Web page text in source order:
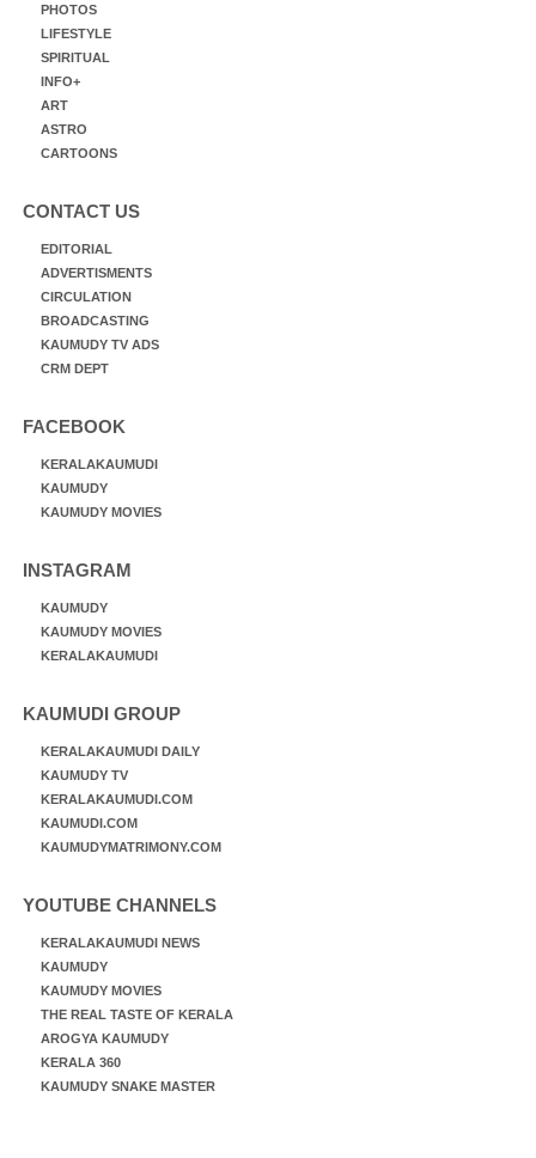
PHOTOS
LIFESTYLE
SPIRITUAL
INFO+
ART
ASTRO
CARTOONS
CONTACT US
EDITORIAL
ADVERTISMENTS
CIRCULATION
BROADCASTING
KAUMUDY TV ADS
CRM DEPT
FACEBOOK
KERALAKAUMUDI
KAUMUDY
KAUMUDY MOVIES
INSTAGRAM
KAUMUDY
KAUMUDY MOVIES
KERALAKAUMUDI
KAUMUDI GROUP
KERALAKAUMUDI DAILY
KAUMUDY TV
KERALAKAUMUDI.COM
KAUMUDI.COM
KAUMUDYMATRIMONY.COM
YOUTUBE CHANNELS
KERALAKAUMUDI NEWS
KAUMUDY
KAUMUDY MOVIES
THE REAL TASTE OF KERALA
AROGYA KAUMUDY
KERALA 360
KAUMUDY SNAKE MASTER